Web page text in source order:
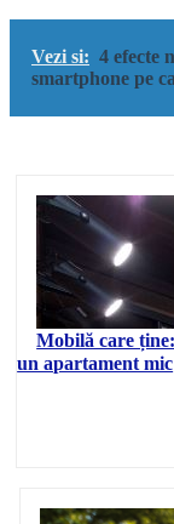
Vezi si: 4 efecte
smartphone pe
Mobilă care
un apartament mic